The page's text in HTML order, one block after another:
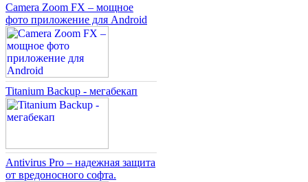
Camera Zoom FX – мощное
фото приложение для Android
Titanium Backup - мегабекап
Antivirus Pro – надежная защита
от вредоносного софта.